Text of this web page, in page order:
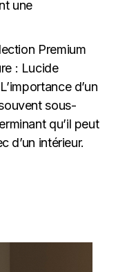
une
Premium
: Lucide
d’un
sous-
qu’il peut
d’un intérieur.